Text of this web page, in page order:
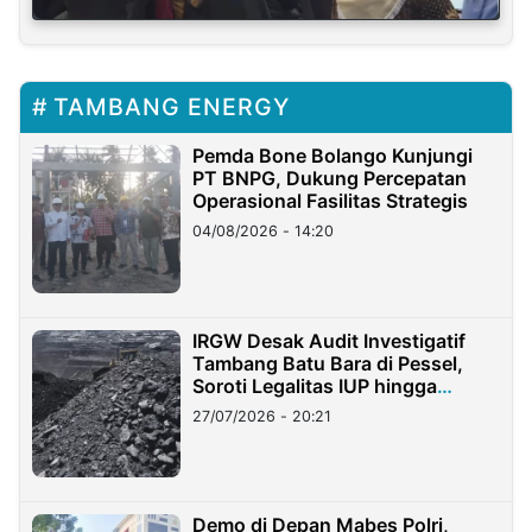
TAMBANG ENERGY
Pemda Bone Bolango Kunjungi
PT BNPG, Dukung Percepatan
Operasional Fasilitas Strategis
04/08/2026 - 14:20
IRGW Desak Audit Investigatif
Tambang Batu Bara di Pessel,
Soroti Legalitas IUP hingga
Stockpile
27/07/2026 - 20:21
Demo di Depan Mabes Polri,